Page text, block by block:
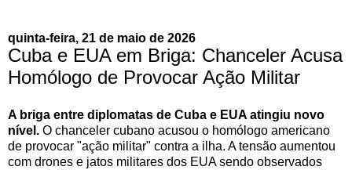
quinta-feira, 21 de maio de 2026
Cuba e EUA em Briga: Chanceler Acusa
Homólogo de Provocar Ação Militar
A briga entre diplomatas de Cuba e EUA atingiu novo
nível. O chanceler cubano acusou o homólogo americano
de provocar "ação militar" contra a ilha. A tensão aumentou
com drones e jatos militares dos EUA sendo observados